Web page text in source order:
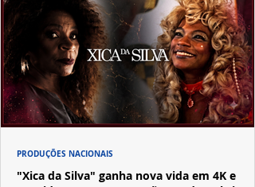
"Xica da Silva" ganha nova vida em 4K e
PRODUÇÕES NACIONAIS